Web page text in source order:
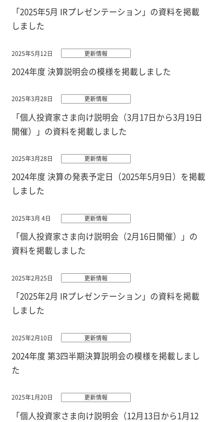
「2025年5月 IRプレゼンテーション」の資料を掲載
しました
2025年5月12日 更新情報
2024年度 決算説明会の模様を掲載しました
2025年3月28日 更新情報
「個人投資家さま向け説明会（3月17日から3月19日
開催）」の資料を掲載しました
2025年3月28日 更新情報
2024年度 決算の発表予定日（2025年5月9日）を掲載
しました
2025年3月 4日 更新情報
「個人投資家さま向け説明会（2月16日開催）」の
資料を掲載しました
2025年2月25日 更新情報
「2025年2月 IRプレゼンテーション」の資料を掲載
しました
2025年2月10日 更新情報
2024年度 第3四半期決算説明会の模様を掲載しまし
た
2025年1月20日 更新情報
「個人投資家さま向け説明会（12月13日から1月12